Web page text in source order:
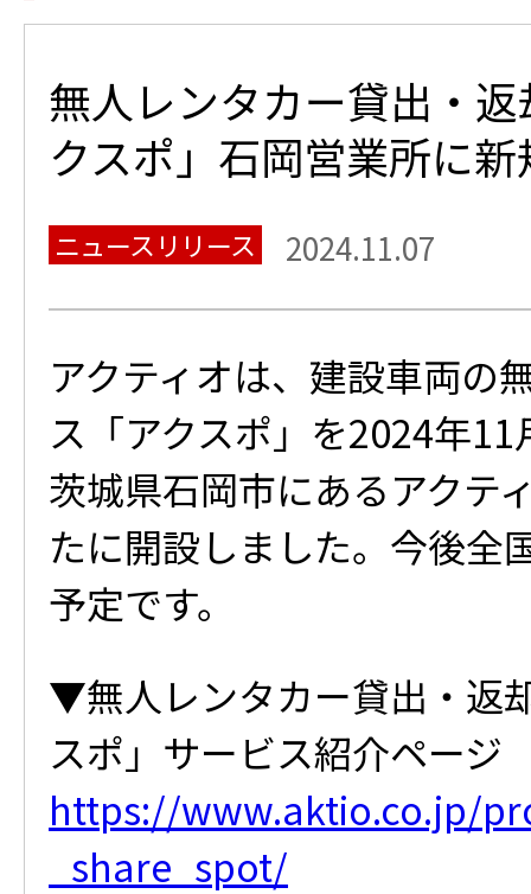
無人レンタカー貸出・
クスポ」石岡営業所に
ニュースリリース 2024.11.07
アクティオは、建設車両の
ス「アクスポ」を2024年
茨城県石岡市にあるアクテ
たに開設しました。今後全
予定です。
▼無人レンタカー貸出・返
スポ」サービス紹介ページ
https://www.aktio.co.jp/
_share_spot/